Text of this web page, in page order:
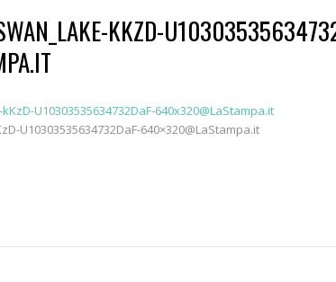
KKZD-
U10303535634732DaF-640×320@LaStampa.it